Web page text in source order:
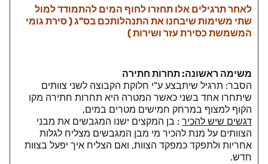
לאחר תרגילים אלו תחזרו לחוף המים להתמודד למול
שתי משימות שיבחנו את התנהלותכם בס"ג ( סירת גומי
המשמשת כסירת עזר ושירות )
משימה ראשונה: תחרות חתירה
הסבר: תרגיל שיתבצע ע"י חלוקת הקבוצה לשני צוותים
שיתחרו אחד בשני כאשר המטרה היא תחרות חתירה מקו
הקוף למצוף במרחק חמישים מטרים במים,
דגשים שיש להכיר : בן המקצים ישנו המגבשים את מבני
הצוותים על מנת להכיר מי מבן המגבשים מצליח לגלות
אחריות ולתפקד כמפקד הצוות, ואם הצליח איך יפעל בצוות
חדש.